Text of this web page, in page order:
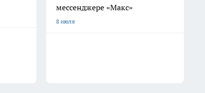
мессенджере «Макс»
8 июля